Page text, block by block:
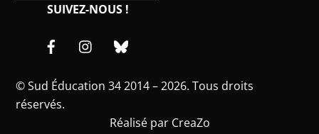
SUIVEZ-NOUS !
FacebookInstagram
©Sud Éducation 342014 – 2026. Tous droits
réservés.
Réalisé par CreaZo